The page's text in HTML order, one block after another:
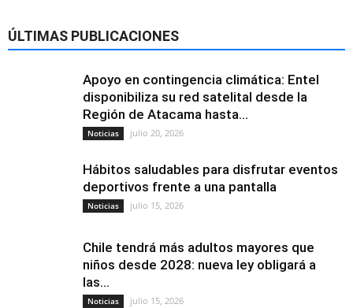
ÚLTIMAS PUBLICACIONES
Apoyo en contingencia climática: Entel
disponibiliza su red satelital desde la
Región de Atacama hasta...
Noticias julio 20, 2026
Hábitos saludables para disfrutar eventos
deportivos frente a una pantalla
Noticias julio 15, 2026
Chile tendrá más adultos mayores que
niños desde 2028: nueva ley obligará a
las...
Noticias julio 15, 2026